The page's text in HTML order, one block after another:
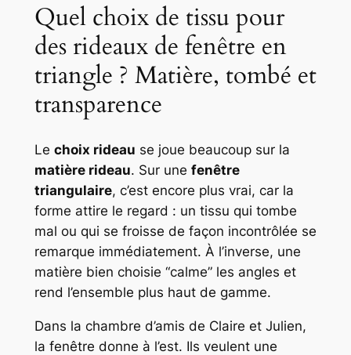
Quel choix de tissu pour
des rideaux de fenêtre en
triangle ? Matière, tombé et
transparence
Le choix rideau se joue beaucoup sur la
matière rideau. Sur une fenêtre
triangulaire, c’est encore plus vrai, car la
forme attire le regard : un tissu qui tombe
mal ou qui se froisse de façon incontrôlée se
remarque immédiatement. À l’inverse, une
matière bien choisie “calme” les angles et
rend l’ensemble plus haut de gamme.
Dans la chambre d’amis de Claire et Julien,
la fenêtre donne à l’est. Ils veulent une